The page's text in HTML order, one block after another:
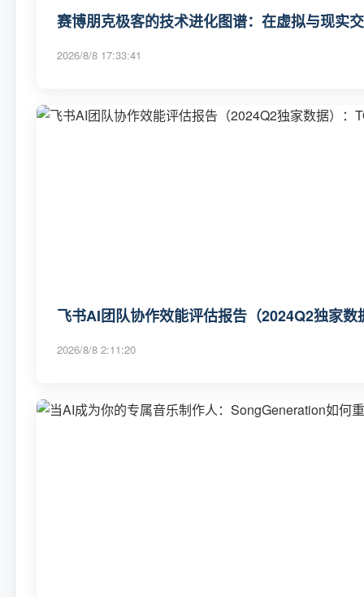
赛博朋克极客的技术进化图谱：在虚拟与现实
2026/8/8 17:33:41
飞书AI团队协作效能评估报告（2024Q2独家
2026/8/8 2:11:20